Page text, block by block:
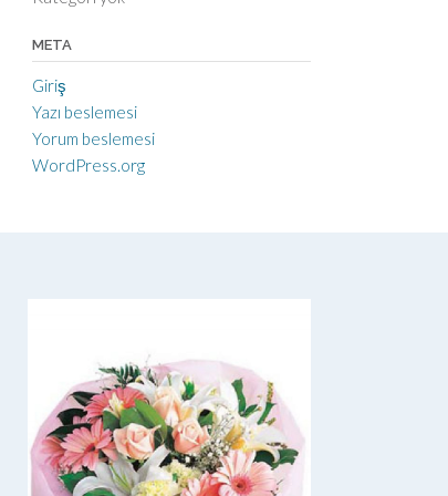
META
Giriş
Yazı beslemesi
Yorum beslemesi
WordPress.org